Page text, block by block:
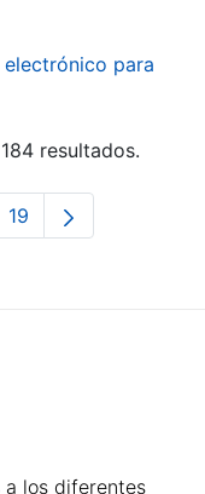
para
resultados.
intermedias Use
Página
19
a los diferentes